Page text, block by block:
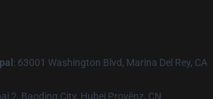
: 63001 Washington Blvd, Marina Del Rey, CA
2, Baoding City, Hubei Provënz, CN